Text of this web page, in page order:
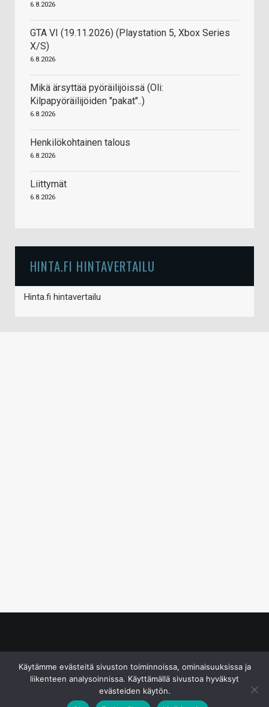
6.8.2026
GTA VI (19.11.2026) (Playstation 5, Xbox Series
X/S)
6.8.2026
Mikä ärsyttää pyöräilijöissä (Oli:
Kilpapyöräilijöiden "pakat"..)
6.8.2026
Henkilökohtainen talous
6.8.2026
Liittymät
6.8.2026
HINTA.FI HINTAVERTAILU
Hinta.fi hintavertailu
Käytämme evästeitä sivuston toiminnoissa, ominaisuuksissa ja
liikenteen analysoinnissa. Käyttämällä sivustoa hyväksyt
evästeiden käytön.